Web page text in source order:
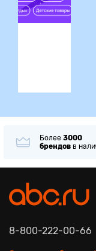
Более 3000
брендов в
8-800-222-00-66